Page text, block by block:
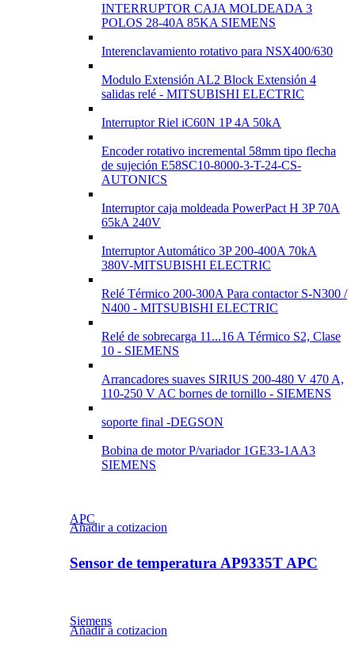
INTERRUPTOR CAJA MOLDEADA 3
POLOS 28-40A 85KA SIEMENS
Interenclavamiento rotativo para NSX400/630
Modulo Extensión AL2 Block Extensión 4
salidas relé - MITSUBISHI ELECTRIC
Interruptor Riel iC60N 1P 4A 50kA
Encoder rotativo incremental 58mm tipo flecha
de sujeción E58SC10-8000-3-T-24-CS-
AUTONICS
Interruptor caja moldeada PowerPact H 3P 70A
65kA 240V
Interruptor Automático 3P 200-400A 70kA
380V-MITSUBISHI ELECTRIC
Relé Térmico 200-300A Para contactor S-N300 /
N400 - MITSUBISHI ELECTRIC
Relé de sobrecarga 11...16 A Térmico S2, Clase
10 - SIEMENS
Arrancadores suaves SIRIUS 200-480 V 470 A,
110-250 V AC bornes de tornillo - SIEMENS
soporte final -DEGSON
Bobina de motor P/variador 1GE33-1AA3
SIEMENS
APC
Añadir a cotizacion
Sensor de temperatura AP9335T APC
Siemens
Añadir a cotizacion